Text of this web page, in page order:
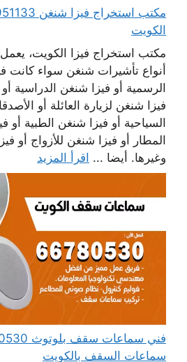
الكويت
مكتب استخراج فيزا الكويت،
أنواع تأشيرات شنغن سواء كانت
الرسمية أو فيزا شنغن الدراسية
فيزا شنغن لزيارة العائلة أو
السياحية أو فيزا شنغن الطبية أو
المطار أو فيزا شنغن للأزواج أو
وغيرها. أيضا ... اقرأ المزيد
سماعات السقف بالكويت